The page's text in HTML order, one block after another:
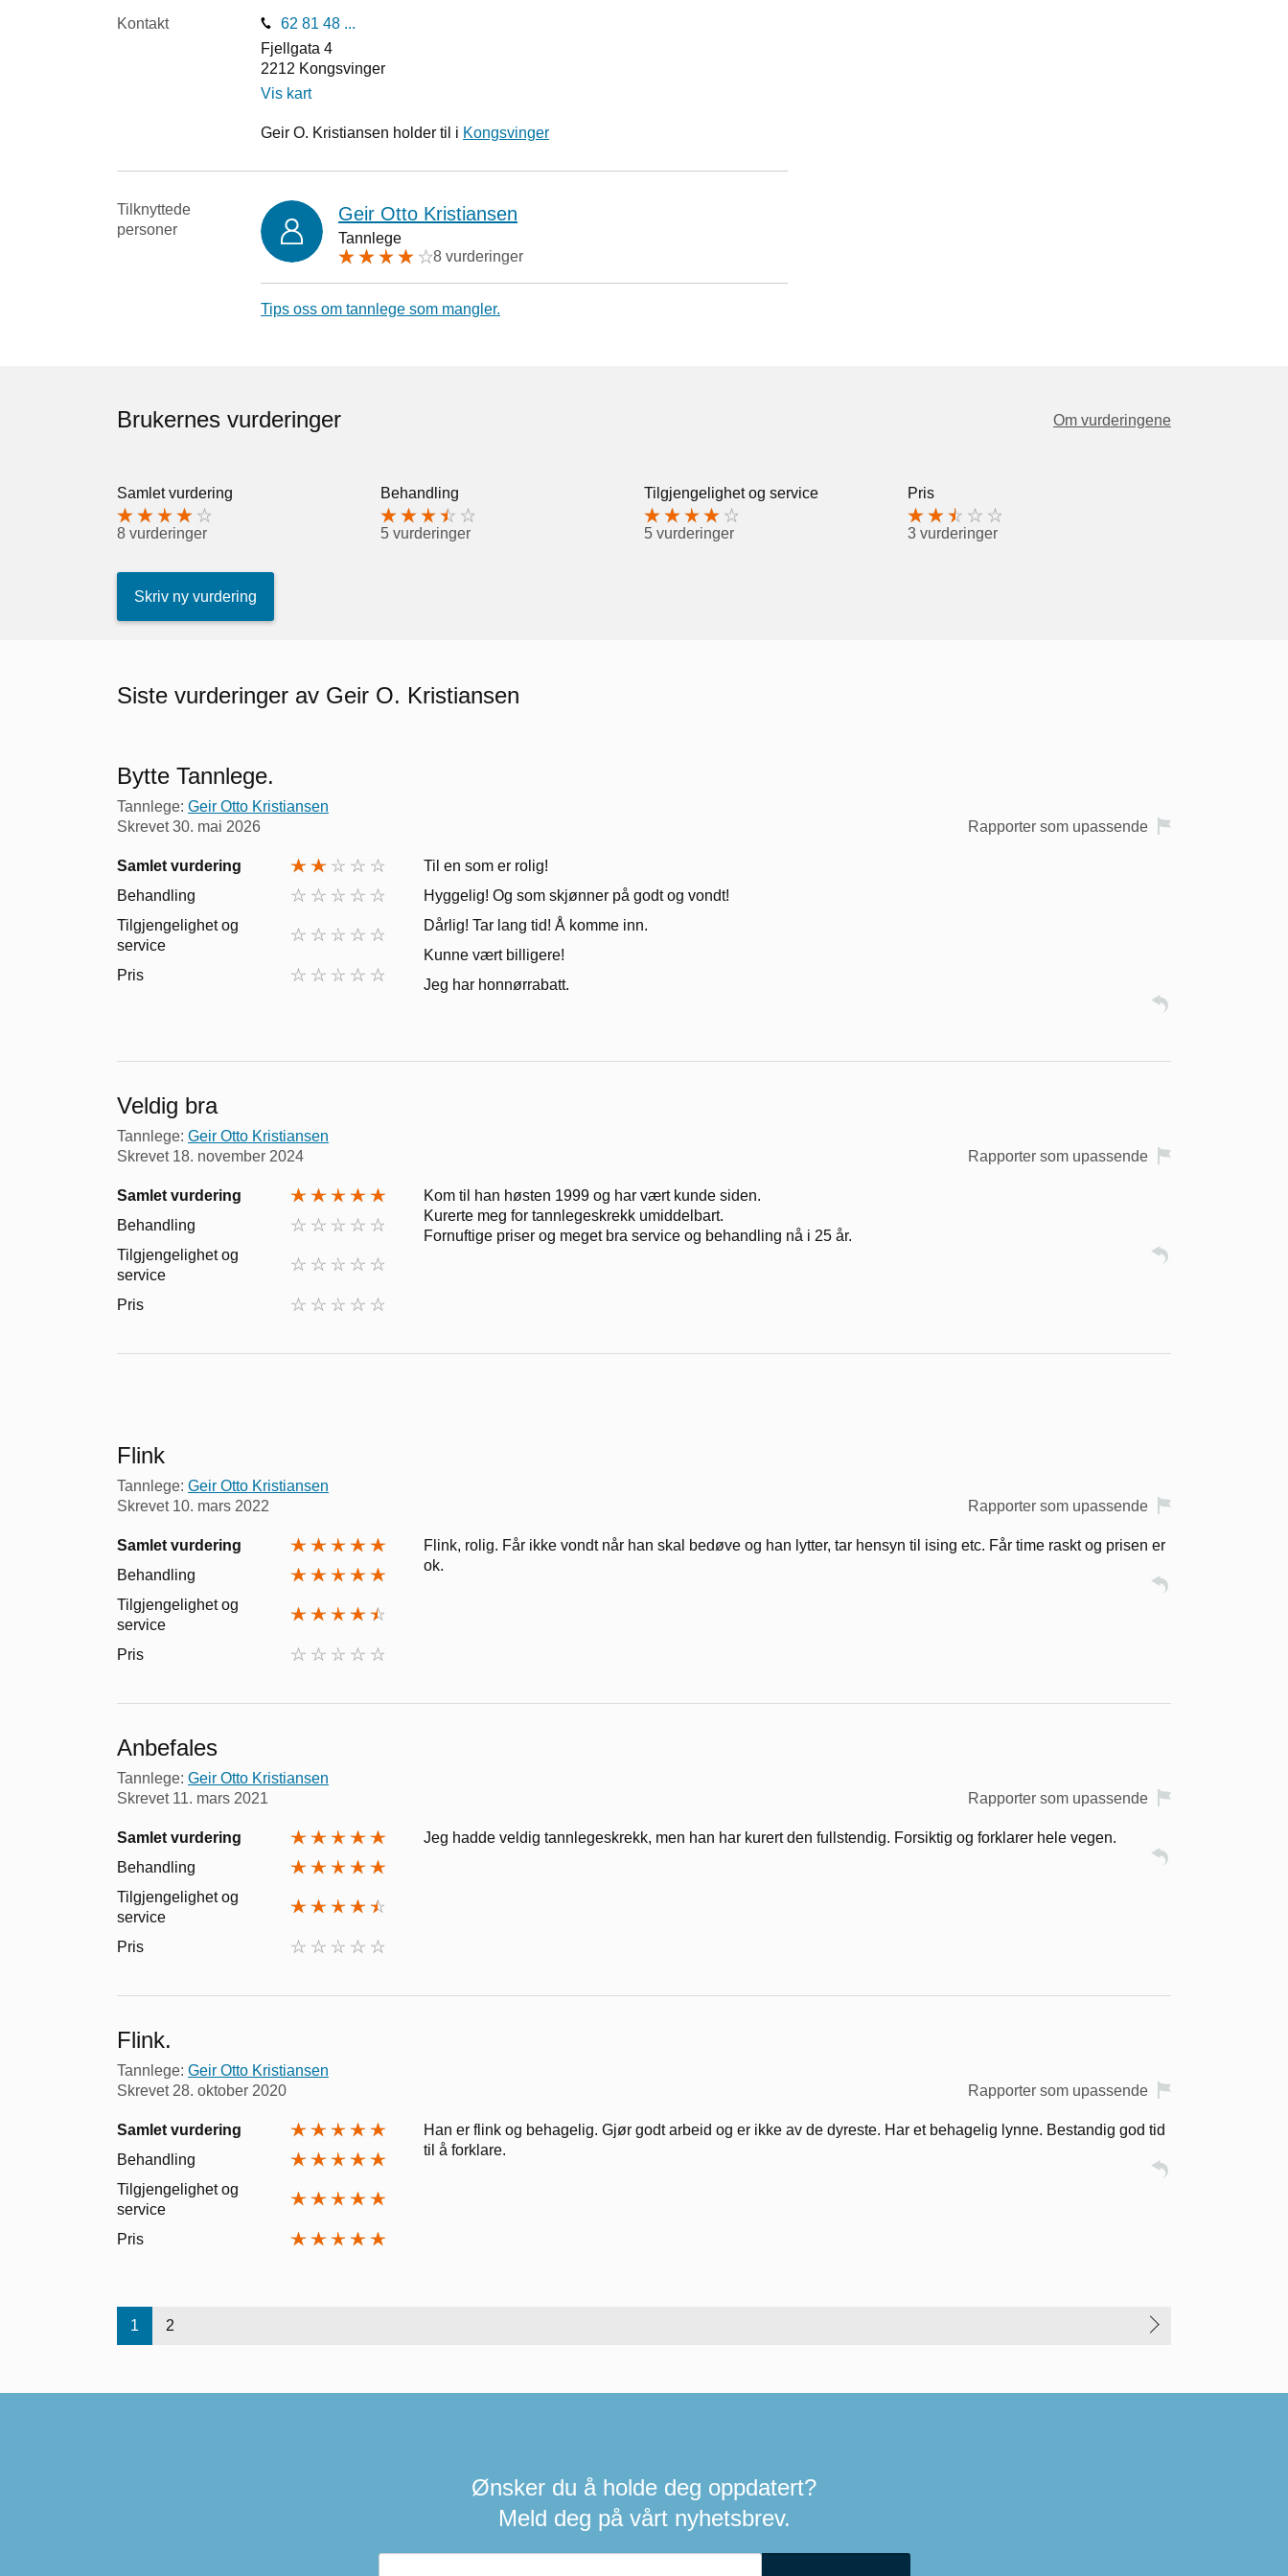
Kontakt
62 81 48 ...
Fjellgata 4
2212 Kongsvinger
Vis kart
Geir O. Kristiansen holder til i Kongsvinger
Tilknyttede
personer
Geir Otto Kristiansen
Tannlege
8 vurderinger
Tips oss om tannlege som mangler.
Brukernes vurderinger Om vurderingene
Samlet vurdering
8 vurderinger
Behandling
5 vurderinger
Tilgjengelighet og service
5 vurderinger
Pris
3 vurderinger
Skriv ny vurdering
Siste vurderinger av Geir O. Kristiansen
Bytte Tannlege.
Tannlege: Geir Otto Kristiansen
Skrevet30. mai 2026 Rapporter som upassende
Samlet vurdering
Behandling
Tilgjengelighet og
service
Pris
Til en som er rolig!
Hyggelig! Og som skjønner på godt og vondt!
Dårlig! Tar lang tid! Å komme inn.
Kunne vært billigere!
Jeg har honnørrabatt.
Veldig bra
Tannlege: Geir Otto Kristiansen
Skrevet 18. november 2024 Rapporter som upassende
Samlet vurdering
Behandling
Tilgjengelighet og
service
Pris
Kom til han høsten 1999 og har vært kunde siden.
Kurerte meg for tannlegeskrekk umiddelbart.
Fornuftige priser og meget bra service og behandling nå i 25 år.
Flink
Tannlege: Geir Otto Kristiansen
Skrevet 10. mars 2022 Rapporter som upassende
Samlet vurdering
Behandling
Tilgjengelighet og
service
Pris
Flink, rolig. Får ikke vondt når han skal bedøve og han lytter, tar hensyn til ising etc. Får time raskt og prisen er
ok.
Anbefales
Tannlege: Geir Otto Kristiansen
Skrevet 11. mars 2021 Rapporter som upassende
Samlet vurdering
Behandling
Tilgjengelighet og
service
Pris
Jeg hadde veldig tannlegeskrekk, men han har kurert den fullstendig. Forsiktig og forklarer hele vegen.
Flink.
Tannlege: Geir Otto Kristiansen
Skrevet 28. oktober 2020 Rapporter som upassende
Samlet vurdering
Behandling
Tilgjengelighet og
service
Pris
Han er flink og behagelig. Gjør godt arbeid og er ikke av de dyreste. Har et behagelig lynne. Bestandig god tid
til å forklare.
1 2
Ønsker du å holde deg oppdatert?
Meld deg på vårt nyhetsbrev.